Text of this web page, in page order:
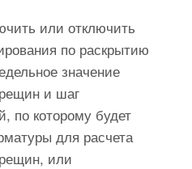
или отключить
по раскрытию
значение
и шаг
по которому будет
для расчета
или